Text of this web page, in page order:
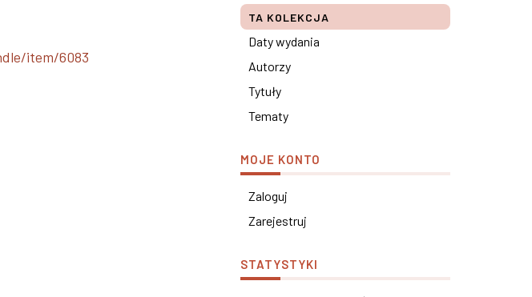
item/6083
TA KOLEKCJA
Daty wydania
Autorzy
Tytuły
Tematy
MOJE KONTO
Zaloguj
Zarejestruj
STATYSTYKI